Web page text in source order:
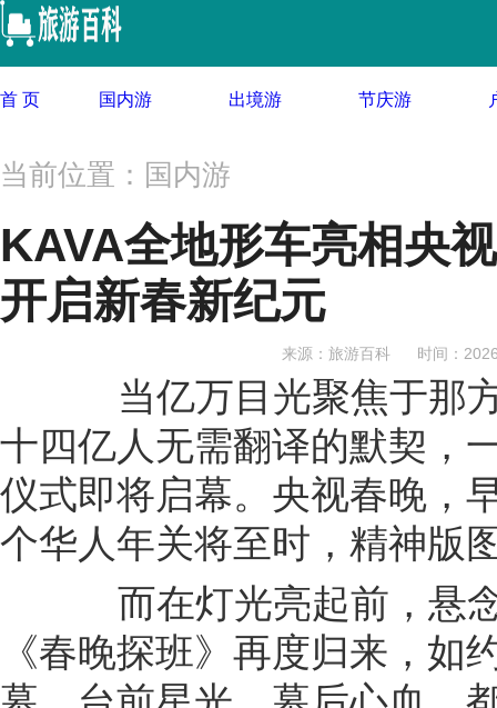
当前位置：国内游
KAVA全地形车亮相央
开启新春新纪元
来源：旅游百科
当亿万目光聚焦于那方
十四亿人无需翻译的默契，
仪式即将启幕。央视春晚，
个华人年关将至时，精神版
而在灯光亮起前，悬念
《春晚探班》再度归来，如
幕。台前星光，幕后心血，
《春晚探班》的镜头里，